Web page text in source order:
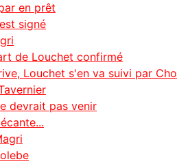
en prêt
signé
de Louchet confirmé
Louchet s'en va suivi par Cho
devrait pas venir